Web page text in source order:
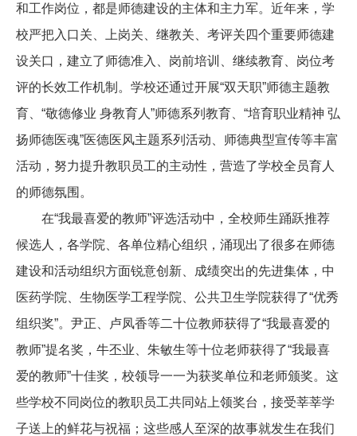
和工作岗位，都是师德建设的主体和主力军。近年来，学
校严把入口关、上岗关、继教关、考评关四个重要师德建
设关口，建立了师德准入、岗前培训、继续教育、岗位考
评的长效工作机制。学校还通过开展“双天职”师德主题教
育、“敬德修业 身教育人”师德系列教育、“培育职业精神 弘
扬师德医魂”医德医风主题系列活动、师德典型宣传等丰富
活动，努力提升教职员工的主动性，营造了学校全员育人
的师德氛围。
在“我最喜爱的教师”评选活动中，全校师生踊跃推荐
候选人，各学院、各单位精心组织，涌现出了很多在师德
建设和活动组织方面锐意创新、成绩突出的先进集体，中
医药学院、生物医学工程学院、公共卫生学院获得了“优秀
组织奖”。尹正、卢凤香等二十位教师获得了“我最喜爱的
教师”提名奖，牛丕业、朱敏生等十位老师获得了“我最喜
爱的教师”十佳奖，校领导一一为获奖单位和老师颁奖。这
些学校不同岗位的教职员工共同站上领奖台，接受莘莘学
子送上的鲜花与祝福；这些感人至深的故事就发生在我们